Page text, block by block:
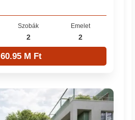
Szobák
2
Emelet
2
60.95 M Ft